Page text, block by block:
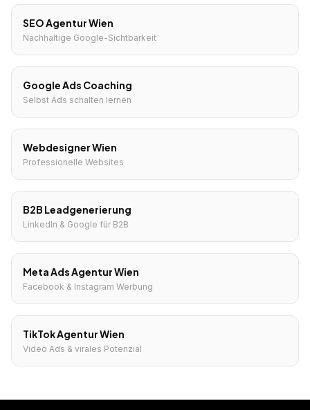
SEO Agentur Wien
Nachhaltige Google-Sichtbarkeit
Google Ads Coaching
Selbst Ads schalten lernen
Webdesigner Wien
Professionelle Websites
B2B Leadgenerierung
LinkedIn & Google für B2B
Meta Ads Agentur Wien
Facebook & Instagram Werbung
TikTok Agentur Wien
Video Ads & virales Potenzial